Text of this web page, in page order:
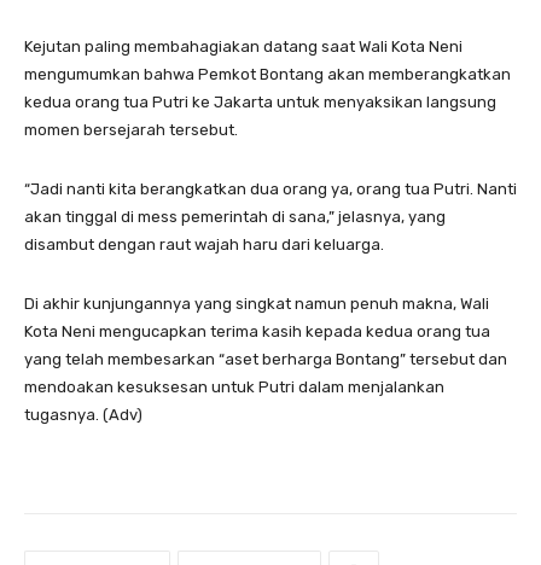
Kejutan paling membahagiakan datang saat Wali Kota Neni
mengumumkan bahwa Pemkot Bontang akan memberangkatkan
kedua orang tua Putri ke Jakarta untuk menyaksikan langsung
momen bersejarah tersebut.
“Jadi nanti kita berangkatkan dua orang ya, orang tua Putri. Nanti
akan tinggal di mess pemerintah di sana,” jelasnya, yang
disambut dengan raut wajah haru dari keluarga.
Di akhir kunjungannya yang singkat namun penuh makna, Wali
Kota Neni mengucapkan terima kasih kepada kedua orang tua
yang telah membesarkan “aset berharga Bontang” tersebut dan
mendoakan kesuksesan untuk Putri dalam menjalankan
tugasnya. (Adv)